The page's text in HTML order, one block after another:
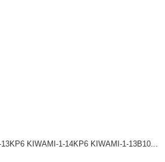
KIWAMI-1-14KP6 KIWAMI-1-13B10...